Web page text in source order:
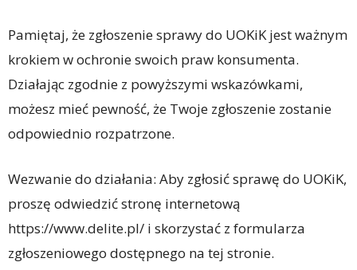
Pamiętaj, że zgłoszenie sprawy do UOKiK jest ważnym
krokiem w ochronie swoich praw konsumenta.
Działając zgodnie z powyższymi wskazówkami,
możesz mieć pewność, że Twoje zgłoszenie zostanie
odpowiednio rozpatrzone.
Wezwanie do działania: Aby zgłosić sprawę do UOKiK,
proszę odwiedzić stronę internetową
https://www.delite.pl/ i skorzystać z formularza
zgłoszeniowego dostępnego na tej stronie.